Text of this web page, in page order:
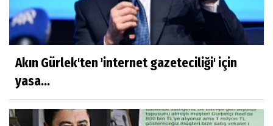
Akın Gürlek'ten 'internet gazeteciliği' için
yasa...